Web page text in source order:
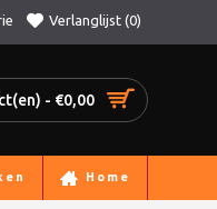
Verlanglijst (0)
- €0,00
Home